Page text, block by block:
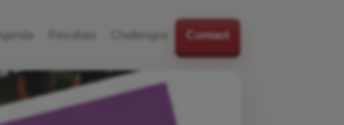
Agenda Challenges Contact